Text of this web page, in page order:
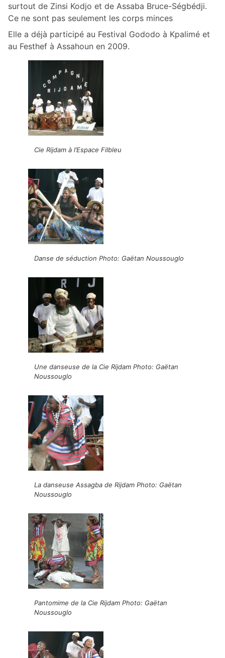
surtout de Zinsi Kodjo et de Assaba Bruce-Ségbédji.
Ce ne sont pas seulement les corps minces
Elle a déjà participé au Festival Gododo à Kpalimé et
au Festhef à Assahoun en 2009.
Cie Rijdam à l’Espace Filbleu
Danse de séduction Photo: Gaëtan Noussouglo
Une danseuse de la Cie Rijdam Photo: Gaëtan
Noussouglo
La danseuse Assagba de Rijdam Photo: Gaëtan
Noussouglo
Pantomime de la Cie Rijdam Photo: Gaëtan
Noussouglo